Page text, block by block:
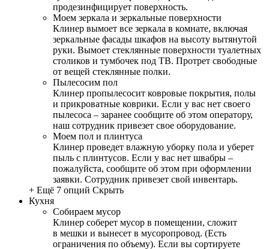
продезинфицирует поверхность.
Моем зеркала и зеркальные поверхности
Клинер вымоет все зеркала в комнате, включая
зеркальные фасады шкафов на высоту вытянутой
руки. Вымоет стеклянные поверхности туалетных
столиков и тумбочек под ТВ. Протрет свободные
от вещей стеклянные полки.
Пылесосим пол
Клинер пропылесосит ковровые покрытия, полы
и прикроватные коврики. Если у вас нет своего
пылесоса – заранее сообщите об этом оператору,
наш сотрудник привезет свое оборудование.
Моем пол и плинтуса
Клинер проведет влажную уборку пола и уберет
пыль с плинтусов. Если у вас нет швабры –
пожалуйста, сообщите об этом при оформлении
заявки. Сотрудник привезет свой инвентарь.
+ Ещё 7 опций Скрыть
Кухня
Собираем мусор
Клинер соберет мусор в помещении, сложит
в мешки и вынесет в мусоропровод. (Есть
ограничения по объему). Если вы сортируете